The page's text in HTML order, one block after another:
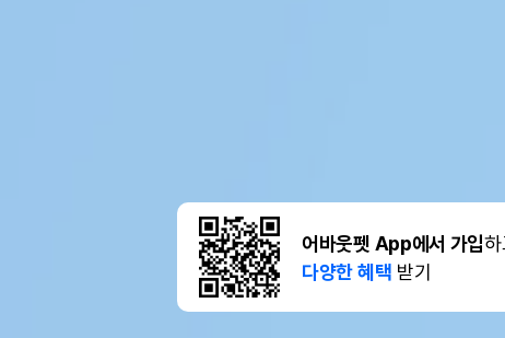
어바웃펫 App에서 가입
다양한 혜택 받기